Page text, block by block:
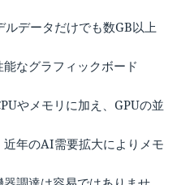
データだけでも数GB以上
なグラフィックボード
やメモリに加え、GPUの並
年のAI需要拡大によりメモ